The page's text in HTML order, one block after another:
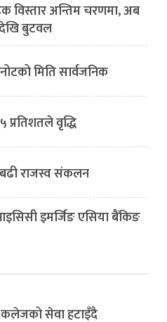
विस्तार अन्तिम चरणमा, अब
बुटवल
मिति सार्वजनिक
वृद्धि
बढी राजस्व संकलन
इमर्जिङ एसिया बैंकिङ
सेवा हटाइँदै